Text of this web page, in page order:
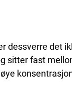
dessverre det
sitter fast